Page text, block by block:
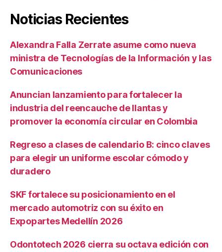
Noticias Recientes
Alexandra Falla Zerrate asume como nueva
ministra de Tecnologías de la Información y las
Comunicaciones
Anuncian lanzamiento para fortalecer la
industria del reencauche de llantas y
promover la economía circular en Colombia
Regreso a clases de calendario B: cinco claves
para elegir un uniforme escolar cómodo y
duradero
SKF fortalece su posicionamiento en el
mercado automotriz con su éxito en
Expopartes Medellín 2026
Odontotech 2026 cierra su octava edición con